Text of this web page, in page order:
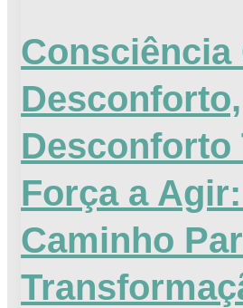
Consciência
Desconforto,
Desconforto
Força a
Caminho
Desconforto,
Desconforto
Te
Força
Agir:
Um
Caminho
Para
a
Transformação